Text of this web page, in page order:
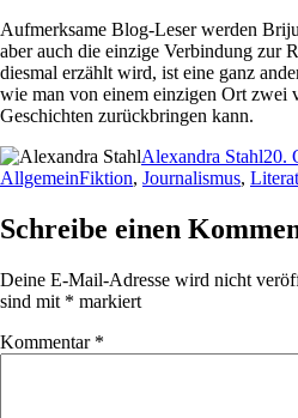
Aufmerksame Blog-Leser werden
aber auch die einzige Verbindung zur
diesmal erzählt wird, ist eine ganz
wie man von einem einzigen Ort zwei
Geschichten zurückbringen kann.
Autor
Alexandra Stahl
am
20.
AllgemeinSchlagwörter
Fiktion, Journalismus,
Schreibe einen
Deine E-Mail-Adresse wird nicht
sind mit * markiert
Kommentar *